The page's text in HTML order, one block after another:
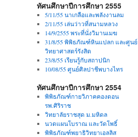
ทัศนศึกษาปีการศึกษา 2555
5/11/55 นาเกลือและพลังงานลม
2/11/55 เล่นว่าวที่สนามหลวง
14/9/2555 พระที่นั่งวิมานเมฆ
31/8/55 พิพิธภัณฑ์หินแปลก และศูนย์
วิทยาศาสตร์รังสิต
23/8/55 เรียนรู้กับสถาปนิก
10/08/55 ศูนย์ศิลปาชีพบางไทร
ทัศนศึกษาปีการศึกษา 2554
พิพิธภัณฑ์กายวิภาคคองดอน
รพ.ศิริราช
วิทยาลัยราชสุด ม.มหิดล
นวดแผนโบราณ และวัดโพธิ์
พิพิธภัณฑ์พยาธิวิทยาเอลลิส